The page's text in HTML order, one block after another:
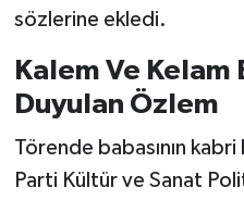
sözlerine ekledi.
Kalem Ve Kelam
Duyulan Özlem
Törende babasının kabri
Parti Kültür ve Sanat